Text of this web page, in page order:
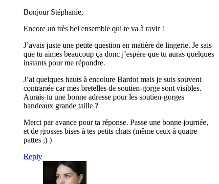
Bonjour Stéphanie,
Encore un très bel ensemble qui te va à ravir !
J’avais juste une petite question en matière de lingerie. Je sais
que tu aimes beaucoup ça donc j’espère que tu auras quelques
instants pour me répondre.
J’ai quelques hauts à encolure Bardot mais je suis souvent
contrariée car mes bretelles de soutien-gorge sont visibles.
Aurais-tu une bonne adresse pour les soutien-gorges
bandeaux grande taille ?
Merci par avance pour ta réponse. Passe une bonne journée,
et de grosses bises à tes petits chats (même ceux à quatre
pattes ;) )
Reply